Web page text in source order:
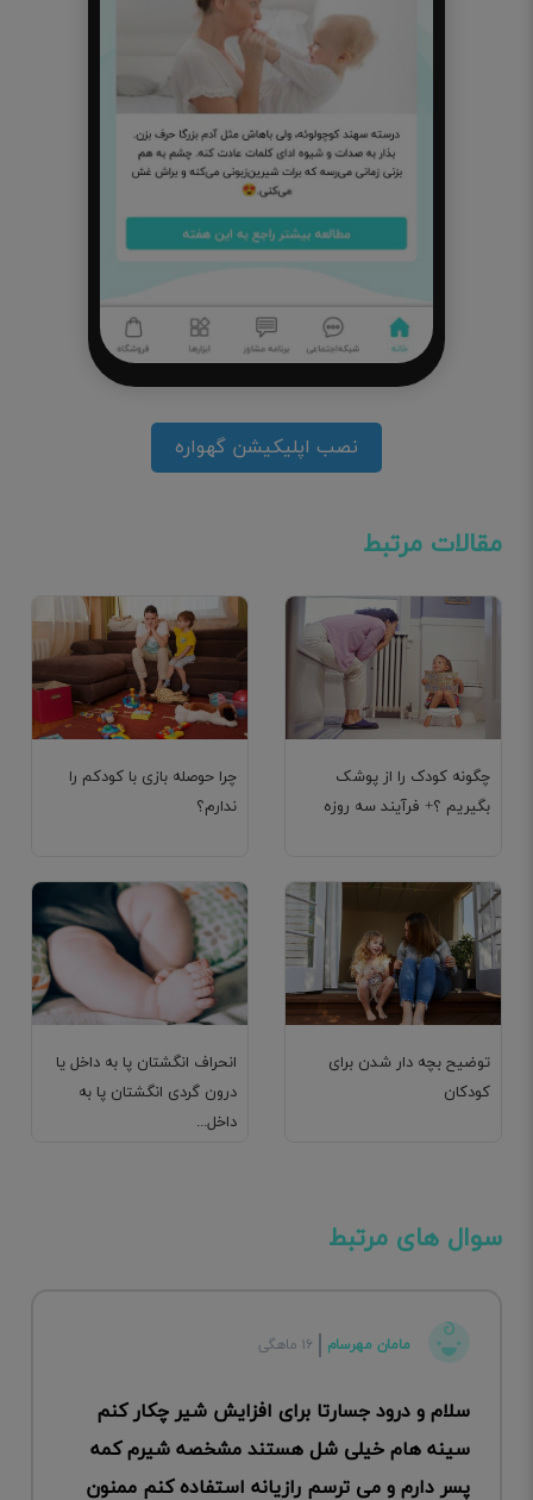
نصب اپلیکیشن گهواره
مقالات مرتبط
چرا حوصله بازی با کودکم را
ندارم؟
چگونه کودک را از پوشک
بگیریم ؟+ فرآیند سه روزه
انحراف انگشتان پا به داخل یا
درون گردی انگشتان پا به
داخل...
توضیح بچه دار شدن برای
کودکان
سوال های مرتبط
مامان مهرسام ۱۶ ماهگی
سلام و درود جسارتا برای افزایش شیر چکار کنم
سینه هام خیلی شل هستند مشخصه شیرم کمه
پسر دارم و می ترسم رازیانه استفاده کنم ممنون